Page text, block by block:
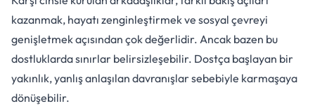
kazanmak, hayatı zenginleştirmek ve sosyal çevreyi
genişletmek açısından çok değerlidir. Ancak bazen bu
dostluklarda sınırlar belirsizleşebilir. Dostça başlayan bir
yakınlık, yanlış anlaşılan davranışlar sebebiyle karmaşaya
dönüşebilir.